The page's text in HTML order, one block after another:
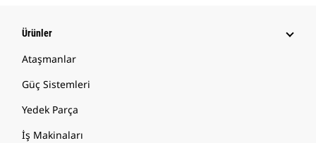
Ürünler
Ataşmanlar
Güç Sistemleri
Yedek Parça
İş Makinaları